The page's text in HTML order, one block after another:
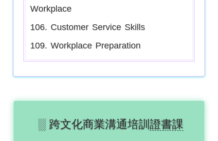
Workplace
106. Customer Service Skills
109. Workplace Preparation
░ 跨文化商業溝通培訓 證書課